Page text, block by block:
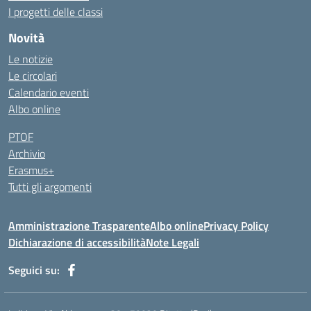
I progetti delle classi
Novità
Le notizie
Le circolari
Calendario eventi
Albo online
PTOF
Archivio
Erasmus+
Tutti gli argomenti
Amministrazione TrasparenteAlbo onlinePrivacy Policy
Dichiarazione di accessibilitàNote Legali
Seguici su: